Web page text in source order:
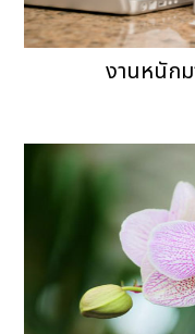
งานหนักม